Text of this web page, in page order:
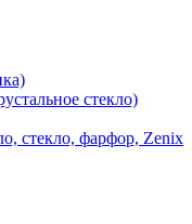
стекло)
стекло, фарфор, Zenix